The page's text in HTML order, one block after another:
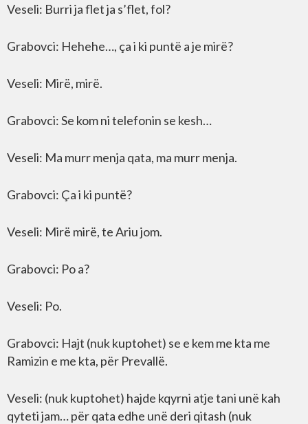
Veseli: Burri ja flet ja s’flet, fol?
Grabovci: Hehehe…, ça i ki puntë a je mirë?
Veseli: Mirë, mirë.
Grabovci: Se kom ni telefonin se kesh…
Veseli: Ma murr menja qata, ma murr menja.
Grabovci: Ça i ki puntë?
Veseli: Mirë mirë, te Ariu jom.
Grabovci: Po a?
Veseli: Po.
Grabovci: Hajt (nuk kuptohet) se e kem me kta me
Ramizin e me kta, për Prevallë.
Veseli: (nuk kuptohet) hajde kqyrni atje tani unë kah
qyteti jam… për qata edhe unë deri qitash (nuk